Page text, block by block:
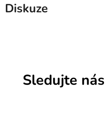
Diskuze
Sledujte